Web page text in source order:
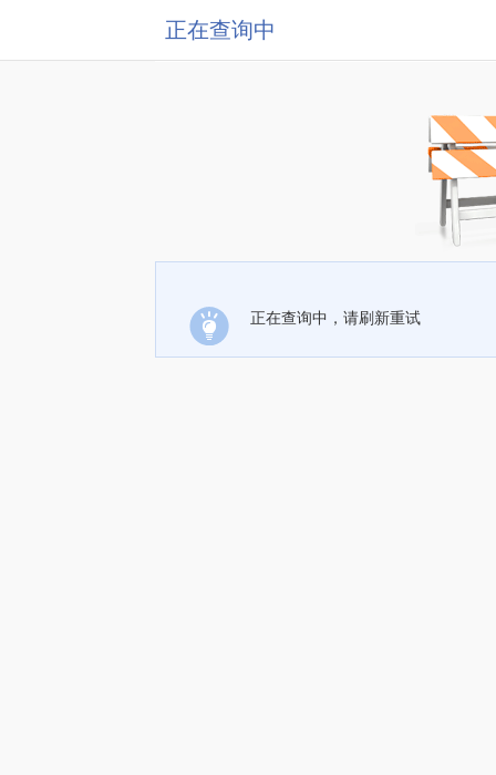
正在查询中
正在查询中，请刷新重试